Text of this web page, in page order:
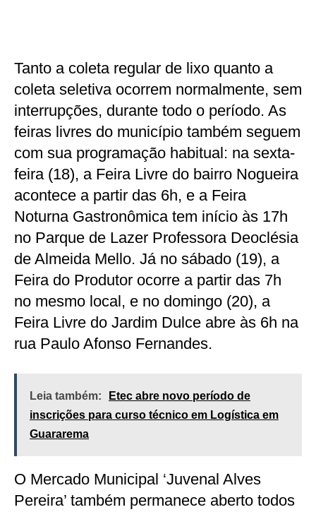
Tanto a coleta regular de lixo quanto a
coleta seletiva ocorrem normalmente, sem
interrupções, durante todo o período. As
feiras livres do município também seguem
com sua programação habitual: na sexta-
feira (18), a Feira Livre do bairro Nogueira
acontece a partir das 6h, e a Feira
Noturna Gastronômica tem início às 17h
no Parque de Lazer Professora Deoclésia
de Almeida Mello. Já no sábado (19), a
Feira do Produtor ocorre a partir das 7h
no mesmo local, e no domingo (20), a
Feira Livre do Jardim Dulce abre às 6h na
rua Paulo Afonso Fernandes.
Leia também:
Etec abre novo período de
inscrições para curso técnico em Logística em
Guararema
O Mercado Municipal ‘Juvenal Alves
Pereira’ também permanece aberto todos